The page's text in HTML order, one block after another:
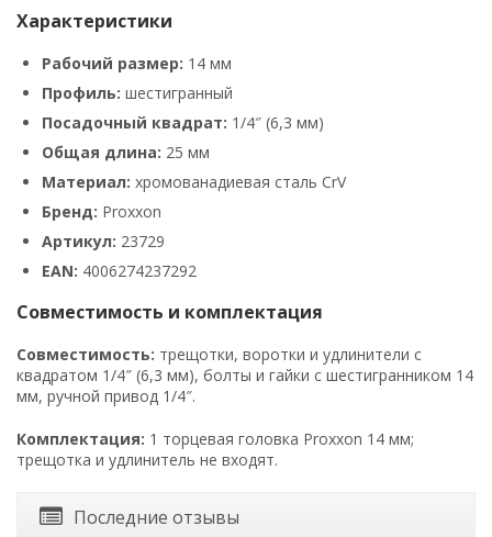
Характеристики
Рабочий размер: 14 мм
Профиль: шестигранный
Посадочный квадрат: 1/4″ (6,3 мм)
Общая длина: 25 мм
Материал: хромованадиевая сталь CrV
Бренд: Proxxon
Артикул: 23729
EAN: 4006274237292
Совместимость и комплектация
Совместимость: трещотки, воротки и удлинители с
квадратом 1/4″ (6,3 мм), болты и гайки с шестигранником 14
мм, ручной привод 1/4″.
Комплектация: 1 торцевая головка Proxxon 14 мм;
трещотка и удлинитель не входят.
Последние отзывы